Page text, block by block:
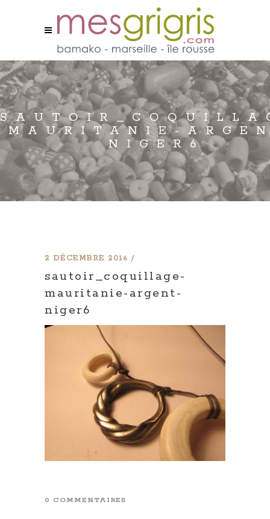
MAURITANIE-
NIGER6
2 DÉCEMBRE 2016
sautoir_coquillage-
mauritanie-argent-
niger6
0 COMMENTAIRES